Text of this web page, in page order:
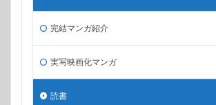
完結マンガ紹介
実写映画化マンガ
読書